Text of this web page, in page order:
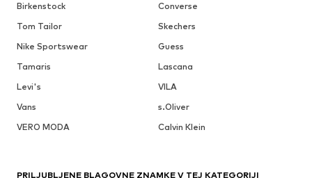
Birkenstock
Converse
Tom Tailor
Skechers
Nike Sportswear
Guess
Tamaris
Lascana
Levi's
VILA
Vans
s.Oliver
VERO MODA
Calvin Klein
PRILJUBLJENE BLAGOVNE ZNAMKE V TEJ KATEGORIJI